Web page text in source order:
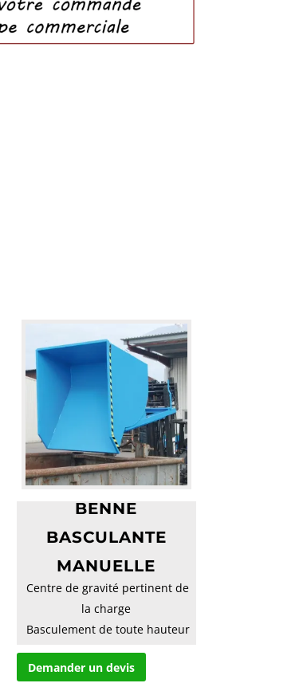
BENNE
BASCULANTE
MANUELLE
 Centre de gravité pertinent de
la charge
 Basculement de toute hauteur
par commande à
cable...
Demander un devis